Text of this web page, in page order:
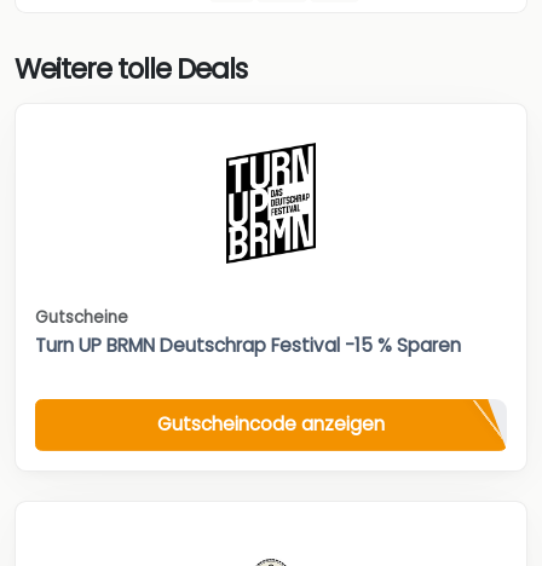
Weitere tolle Deals
Gutscheine
Turn UP BRMN Deutschrap Festival -15 % Sparen
Gutscheincode anzeigen